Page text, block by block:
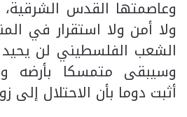
وعاصمتها القدس
ولا أمن ولا استقرار في
الشعب الفلسطيني لن يحيد
وسيبقى متمسكا بأرضه
أثبت دوما بأن الاحتلال